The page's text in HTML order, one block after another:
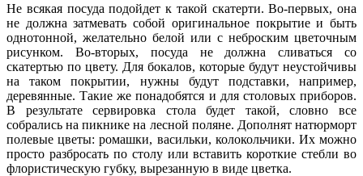
Не всякая посуда подойдет к такой скатерти. Во-первых, она
не должна затмевать собой оригинальное покрытие и быть
однотонной, желательно белой или с неброским цветочным
рисунком. Во-вторых, посуда не должна сливаться со
скатертью по цвету. Для бокалов, которые будут неустойчивы
на таком покрытии, нужны будут подставки, например,
деревянные. Такие же понадобятся и для столовых приборов.
В результате сервировка стола будет такой, словно все
собрались на пикнике на лесной поляне. Дополнят натюрморт
полевые цветы: ромашки, васильки, колокольчики. Их можно
просто разбросать по столу или вставить короткие стебли во
флористическую губку, вырезанную в виде цветка.